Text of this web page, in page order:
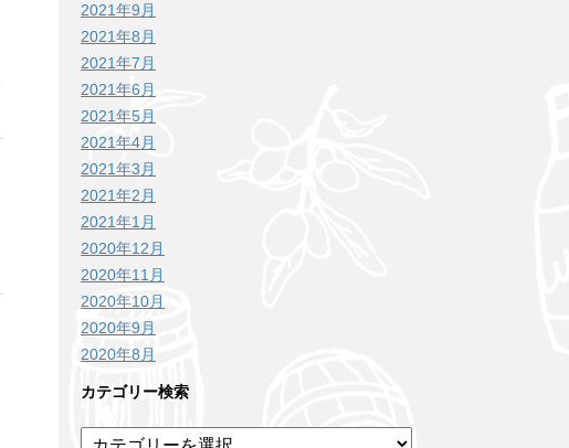
2021年9月
2021年8月
2021年7月
2021年6月
2021年5月
2021年4月
2021年3月
2021年2月
2021年1月
2020年12月
2020年11月
2020年10月
2020年9月
2020年8月
カテゴリー検索